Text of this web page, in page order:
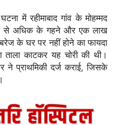
में रहीमाबाद गांव के मोहम्मद
से अधिक के गहने और एक लाख
के घर पर नहीं होने का फायदा
ताला काटकर यह चोरी की थी।
ने प्राथमिकी दर्ज कराई, जिसके